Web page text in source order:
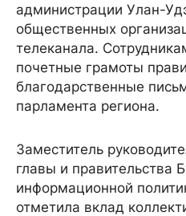
администрации Улан-
общественных
телеканала.
почетные грамоты
благодарственные
парламента региона.
Заместитель
главы и правительства
информационной
отметила вклад